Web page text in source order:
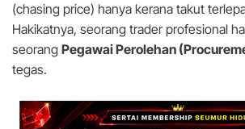
(chasing price) hanya kerana takut
Hakikatnya, seorang trader profesional
seorang Pegawai Perolehan
tegas.